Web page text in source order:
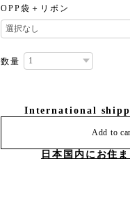
OPP袋＋リボン
数量
International
Add to
日本国内にお住